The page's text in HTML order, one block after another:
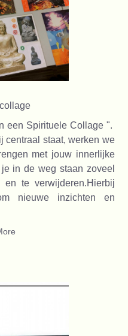
een Spirituele Collage ".
centraal staat, werken we
met jouw innerlijke
in de weg staan zoveel
te verwijderen.Hierbij
nieuwe inzichten en